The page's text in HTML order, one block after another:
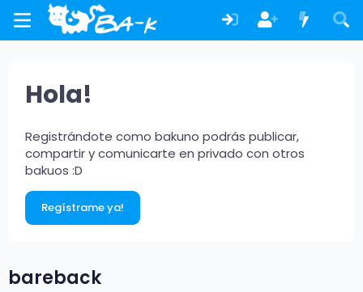
Hola!
Registrándote como bakuno podrás publicar,
compartir y comunicarte en privado con otros
bakuos :D
Regístrame ya!
bareback